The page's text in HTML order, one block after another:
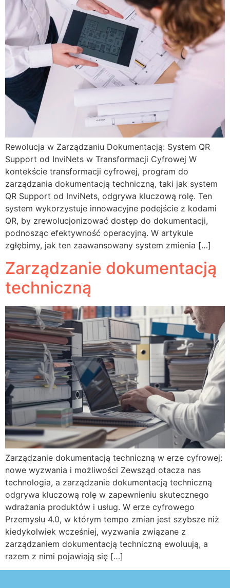
Rewolucja w Zarządzaniu Dokumentacją: System QR
Support od InviNets w Transformacji Cyfrowej W
kontekście transformacji cyfrowej, program do
zarządzania dokumentacją techniczną, taki jak system
QR Support od InviNets, odgrywa kluczową rolę. Ten
system wykorzystuje innowacyjne podejście z kodami
QR, by zrewolucjonizować dostęp do dokumentacji,
podnosząc efektywność operacyjną. W artykule
zgłębimy, jak ten zaawansowany system zmienia […]
Zarządzanie dokumentacją
techniczną
Zarządzanie dokumentacją techniczną w erze cyfrowej:
nowe wyzwania i możliwości Zewsząd otacza nas
technologia, a zarządzanie dokumentacją techniczną
odgrywa kluczową rolę w zapewnieniu skutecznego
wdrażania produktów i usług. W erze cyfrowego
Przemysłu 4.0, w którym tempo zmian jest szybsze niż
kiedykolwiek wcześniej, wyzwania związane z
zarządzaniem dokumentacją techniczną ewoluują, a
razem z nimi pojawiają się […]